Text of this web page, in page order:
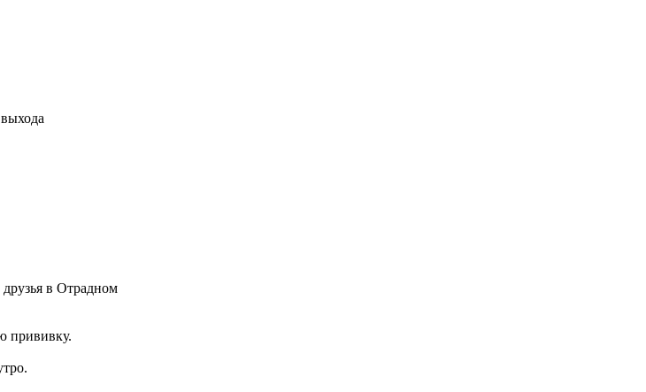
в Отрадном
прививку.